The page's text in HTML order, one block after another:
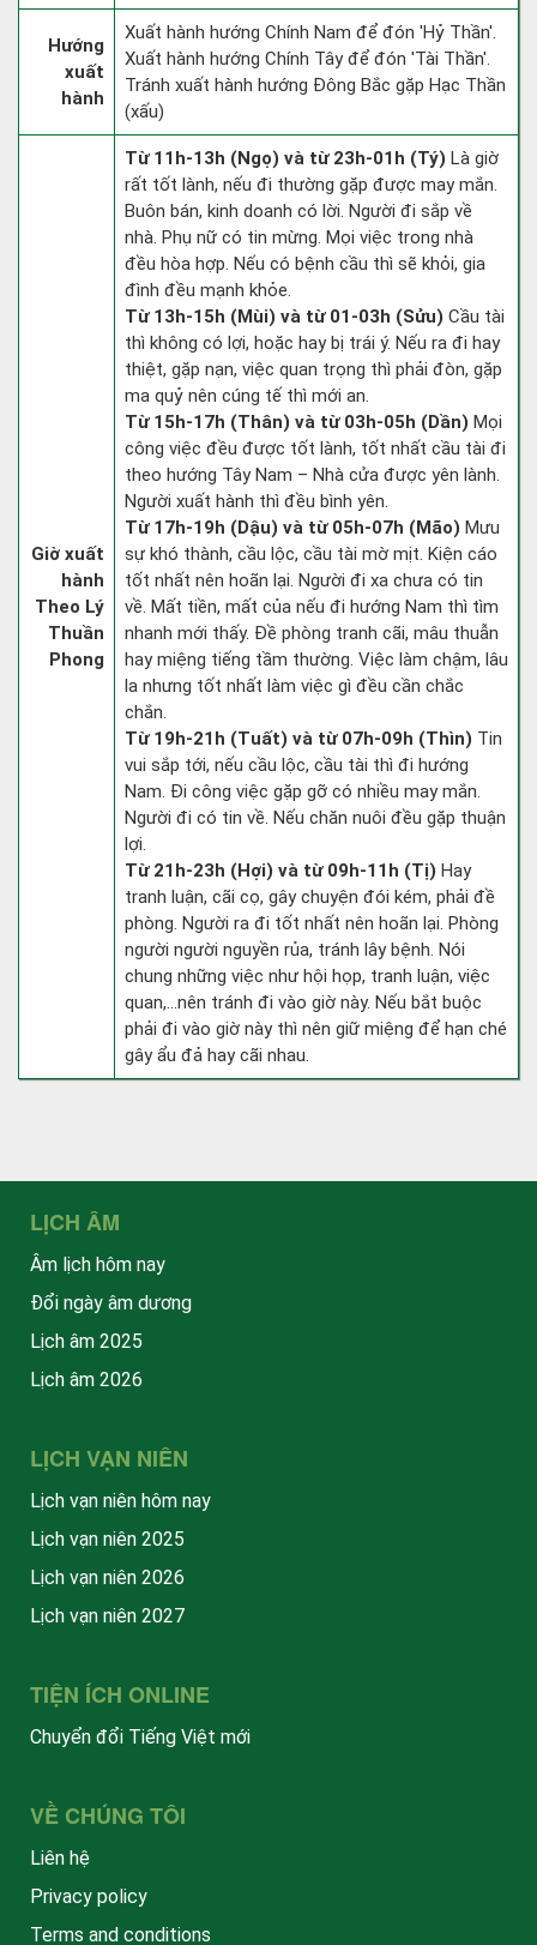
Hướng
xuất
hành
Xuất hành hướng Chính Nam để đón 'Hỷ Thần'.
Xuất hành hướng Chính Tây để đón 'Tài Thần'.
Tránh xuất hành hướng Đông Bắc gặp Hạc Thần
(xấu)
Giờ xuất
hành
Theo Lý
Thuần
Phong
Từ 11h-13h (Ngọ) và từ 23h-01h (Tý) Là giờ
rất tốt lành, nếu đi thường gặp được may mắn.
Buôn bán, kinh doanh có lời. Người đi sắp về
nhà. Phụ nữ có tin mừng. Mọi việc trong nhà
đều hòa hợp. Nếu có bệnh cầu thì sẽ khỏi, gia
đình đều mạnh khỏe.
Từ 13h-15h (Mùi) và từ 01-03h (Sửu) Cầu tài
thì không có lợi, hoặc hay bị trái ý. Nếu ra đi hay
thiệt, gặp nạn, việc quan trọng thì phải đòn, gặp
ma quỷ nên cúng tế thì mới an.
Từ 15h-17h (Thân) và từ 03h-05h (Dần) Mọi
công việc đều được tốt lành, tốt nhất cầu tài đi
theo hướng Tây Nam – Nhà cửa được yên lành.
Người xuất hành thì đều bình yên.
Từ 17h-19h (Dậu) và từ 05h-07h (Mão) Mưu
sự khó thành, cầu lộc, cầu tài mờ mịt. Kiện cáo
tốt nhất nên hoãn lại. Người đi xa chưa có tin
về. Mất tiền, mất của nếu đi hướng Nam thì tìm
nhanh mới thấy. Đề phòng tranh cãi, mâu thuẫn
hay miệng tiếng tầm thường. Việc làm chậm, lâu
la nhưng tốt nhất làm việc gì đều cần chắc
chắn.
Từ 19h-21h (Tuất) và từ 07h-09h (Thìn) Tin
vui sắp tới, nếu cầu lộc, cầu tài thì đi hướng
Nam. Đi công việc gặp gỡ có nhiều may mắn.
Người đi có tin về. Nếu chăn nuôi đều gặp thuận
lợi.
Từ 21h-23h (Hợi) và từ 09h-11h (Tị) Hay
tranh luận, cãi cọ, gây chuyện đói kém, phải đề
phòng. Người ra đi tốt nhất nên hoãn lại. Phòng
người người nguyền rủa, tránh lây bệnh. Nói
chung những việc như hội họp, tranh luận, việc
quan,…nên tránh đi vào giờ này. Nếu bắt buộc
phải đi vào giờ này thì nên giữ miệng để hạn ché
gây ẩu đả hay cãi nhau.
LỊCH ÂM
Âm lịch hôm nay
Đổi ngày âm dương
Lịch âm 2025
Lịch âm 2026
LỊCH VẠN NIÊN
Lịch vạn niên hôm nay
Lịch vạn niên 2025
Lịch vạn niên 2026
Lịch vạn niên 2027
TIỆN ÍCH ONLINE
Chuyển đổi Tiếng Việt mới
VỀ CHÚNG TÔI
Liên hệ
Privacy policy
Terms and conditions